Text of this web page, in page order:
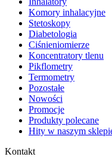
Komory inhalacyjne
Stetoskopy
Diabetologia
Ciśnieniomierze
Koncentratory tlenu
Pikflometry
Termometry
Pozostałe
Nowości
Promocje
Produkty polecane
Hity w naszym
Kontakt